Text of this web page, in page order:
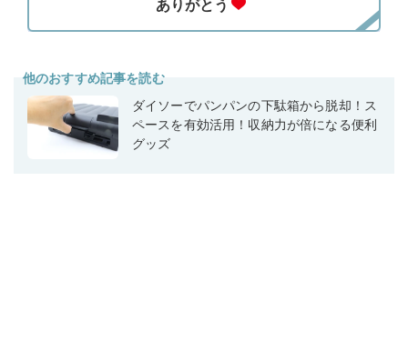
他のおすすめ記事を読む
ダイソーでパンパンの下駄箱から脱却！ス
ペースを有効活用！収納力が倍になる便利
グッズ